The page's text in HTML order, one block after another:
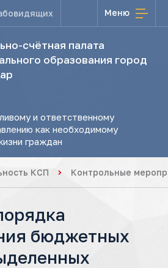
Меню
счётная палата
образования город
и ответственному
как необходимому
граждан
КСП Контрольные
бюджетных